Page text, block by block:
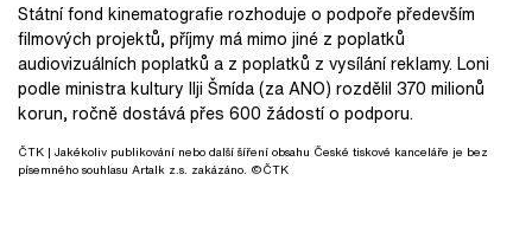
Státní fond kinematografie rozhoduje o podpoře především
filmových projektů, příjmy má mimo jiné z poplatků
audiovizuálních poplatků a z poplatků z vysílání reklamy. Loni
podle ministra kultury Ilji Šmída (za ANO) rozdělil 370 milionů
korun, ročně dostává přes 600 žádostí o podporu.
ČTK | Jakékoliv publikování nebo další šíření obsahu České tiskové kanceláře je bez
písemného souhlasu Artalk z.s. zakázáno. ©ČTK